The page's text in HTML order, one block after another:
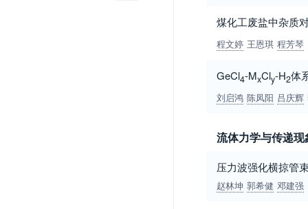
煤化工废盐中杂质
程文婷 王恩琪 程芳琴
GeCl4-MxCly-H2体
刘启鸿 陈凤阳 吕庆辉
流体力学与传递现
压力波强化横掠管
赵林坤 郭希健 邓建强